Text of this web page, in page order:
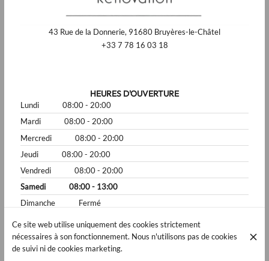
43 Rue de la Donnerie, 91680 Bruyères-le-Châtel
+33 7 78 16 03 18
HEURES D'OUVERTURE
Lundi
08:00 - 20:00
Mardi
08:00 - 20:00
Mercredi
08:00 - 20:00
Jeudi
08:00 - 20:00
Vendredi
08:00 - 20:00
Samedi
08:00 - 13:00
Dimanche
Fermé
© Artisan Guinement 2026
Ce site web utilise uniquement des cookies strictement
nécessaires à son fonctionnement. Nous n'utilisons pas de cookies
de suivi ni de cookies marketing.